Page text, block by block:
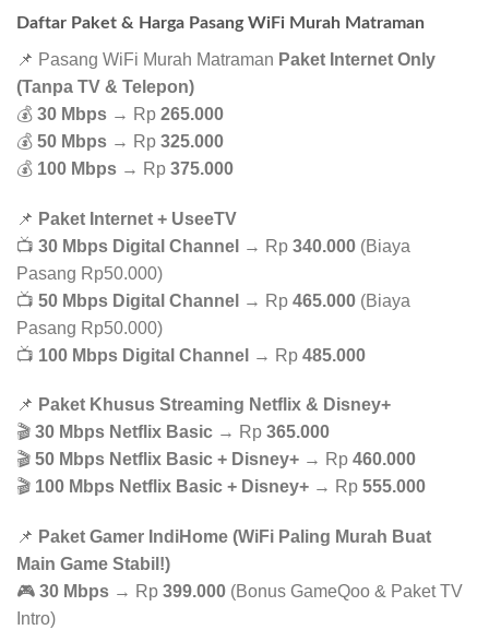
Daftar Paket & Harga Pasang WiFi Murah Matraman
📌 Pasang WiFi Murah Matraman Paket Internet Only
(Tanpa TV & Telepon)
💰 30 Mbps → Rp 265.000
💰 50 Mbps → Rp 325.000
💰 100 Mbps → Rp 375.000
📌 Paket Internet + UseeTV
📺 30 Mbps Digital Channel → Rp 340.000 (Biaya
Pasang Rp50.000)
📺 50 Mbps Digital Channel → Rp 465.000 (Biaya
Pasang Rp50.000)
📺 100 Mbps Digital Channel → Rp 485.000
📌 Paket Khusus Streaming Netflix & Disney+
🎬 30 Mbps Netflix Basic → Rp 365.000
🎬 50 Mbps Netflix Basic + Disney+ → Rp 460.000
🎬 100 Mbps Netflix Basic + Disney+ → Rp 555.000
📌 Paket Gamer IndiHome (WiFi Paling Murah Buat
Main Game Stabil!)
🎮 30 Mbps → Rp 399.000 (Bonus GameQoo & Paket TV
Intro)